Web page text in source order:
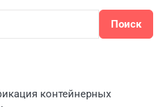
Поиск
контейнерных